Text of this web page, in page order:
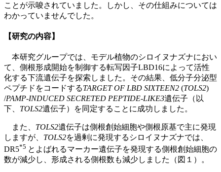
ことが示唆されていました。しかし、その仕組みについては
わかっていませんでした。
【研究の内容】
本研究グループでは、モデル植物のシロイヌナズナにおい
て、側根形成開始を制御する転写因子LBD16によって活性
化する下流遺伝子を探索しました。その結果、低分子分泌型
ペプチドをコードするTARGET OF LBD SIXTEEN2 (TOLS2)
/PAMP-INDUCED SECRETED PEPTIDE-LIKE3遺伝子（以
下、 TOLS2遺伝子）を同定することに成功しました。
また、 TOLS2遺伝子は側根創始細胞や側根原基で主に発現
しますが、 TOLS2を過剰に発現するシロイヌナズナでは、
DR5*5 とよばれるマーカー遺伝子を発現する側根創始細胞の
数が減少し、形成される側根数も減少しました（図１）。